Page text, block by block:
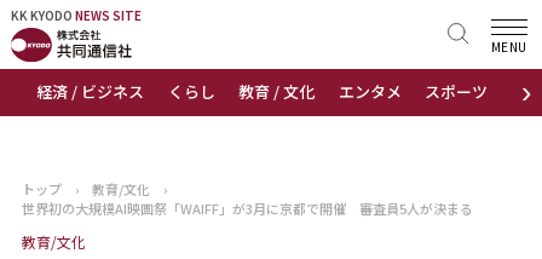
KK KYODO NEWS SITE
›
経済 / ビジネス くらし 教育 / 文化 エンタメ スポーツ 地域
MENU
KK KYODONEWS SITE
トップページ
ニュース
トップ › 教育/文化
›
世界初の大規模AI映画祭「WAIFF」が3月に京都で開催 審査員5人が決まる
教育/文化